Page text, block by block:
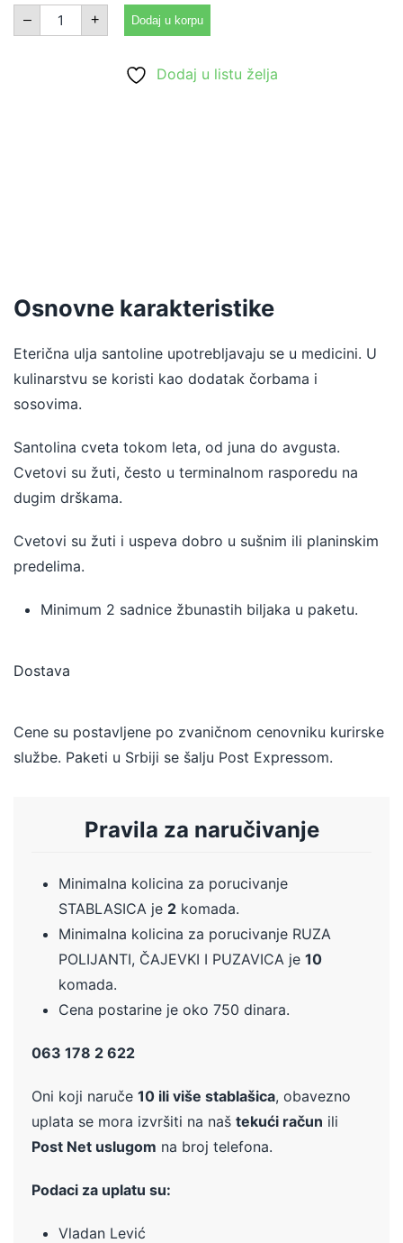
– Satolina
žutog
cveta
+ Dodaj u korpu
Dodaj u listu želja
Osnovne karakteristike
Eterična ulja santoline upotrebljavaju se u medicini. U
kulinarstvu se koristi kao dodatak čorbama i
sosovima.
Santolina cveta tokom leta, od juna do avgusta.
Cvetovi su žuti, često u terminalnom rasporedu na
dugim drškama.
Cvetovi su žuti i uspeva dobro u sušnim ili planinskim
predelima.
Minimum 2 sadnice žbunastih biljaka u paketu.
Dostava
Cene su postavljene po zvaničnom cenovniku kurirske
službe. Paketi u Srbiji se šalju Post Expressom.
Pravila za naručivanje
Minimalna kolicina za porucivanje
STABLASICA je 2 komada.
Minimalna kolicina za porucivanje RUZA
POLIJANTI, ČAJEVKI I PUZAVICA je 10
komada.
Cena postarine je oko 750 dinara.
063 178 2 622
Oni koji naruče 10 ili više stablašica, obavezno
uplata se mora izvršiti na naš tekući račun ili
Post Net uslugom na broj telefona.
Podaci za uplatu su:
Vladan Lević